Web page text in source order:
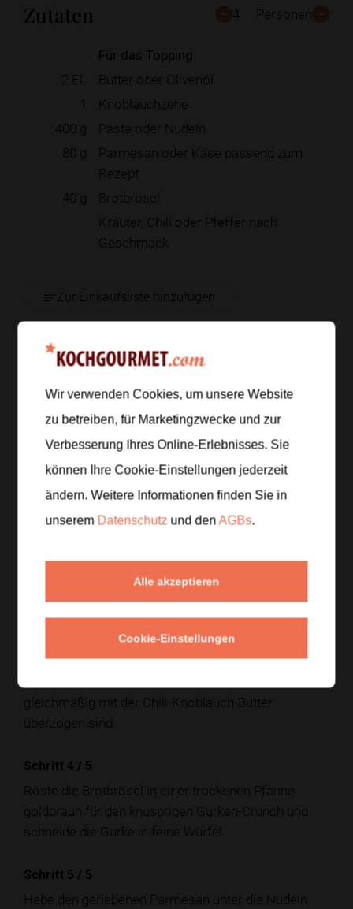
Zutaten 4 Personen
Für das Topping
2 EL
Butter oder Olivenöl
1
Knoblauchzehe
400 g
Pasta oder Nudeln
80 g
Parmesan oder Käse passend zum
Rezept
40 g
Brotbrösel
Kräuter, Chili oder Pfeffer nach
Geschmack
Zur Einkaufsliste hinzufügen
Schritt 1/5
Koche die Nudeln in reichlich Salzwasser bissfest.
Hebe vor dem Abgießen eine Tasse Kochwasser
Schritt 2/5
gehackten Knoblauch mit etwas Chili kurz an, bis es
duftet, ohne den Knoblauch zu verbrennen.
Gib die abgetropften Nudeln in die Pfanne und
gleichmäßig mit der Chili-Knoblauch-Butter
überzogen sind.
Schritt 4 / 5
Röste die Brotbrösel in einer trockenen Pfanne
goldbraun für den knusprigen Gurken-Crunch und
schneide die Gurke in feine Würfel.
Schritt 5 / 5
Hebe den geriebenen Parmesan unter die Nudeln
Wir verwenden Cookies, um unsere Website
zu betreiben, für Marketingzwecke und zur
Verbesserung Ihres Online-Erlebnisses. Sie
können Ihre Cookie-Einstellungen jederzeit
ändern. Weitere Informationen finden Sie in
unserem Datenschutz und denAGBs.
Alle akzeptieren
Cookie-Einstellungen